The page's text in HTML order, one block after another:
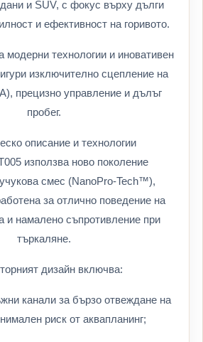
и SUV, с фокус върху дълги
и ефективност на горивото.
модерни технологии и иновативен
изключително сцепление на
прецизно управление и дълъг
пробег.
описание и технологии
използва ново поколение
смес (NanoPro-Tech™),
за отлично поведение на
и намалено съпротивление при
търкаляне.
дизайн включва:
канали за бързо отвеждане на
риск от аквапланинг;